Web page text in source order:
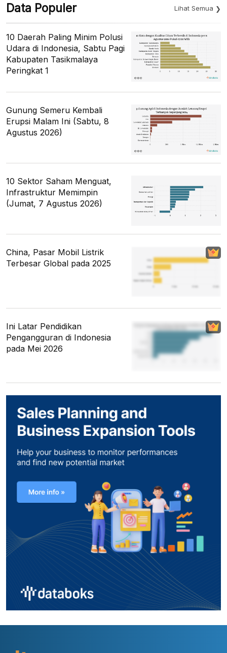
Data Populer Lihat Semua
10 Daerah Paling Minim Polusi
Udara di Indonesia, Sabtu Pagi
Kabupaten Tasikmalaya
Peringkat 1
Gunung Semeru Kembali
Erupsi Malam Ini (Sabtu, 8
Agustus 2026)
10 Sektor Saham Menguat,
Infrastruktur Memimpin
(Jumat, 7 Agustus 2026)
China, Pasar Mobil Listrik
Terbesar Global pada 2025
Ini Latar Pendidikan
Pengangguran di Indonesia
pada Mei 2026